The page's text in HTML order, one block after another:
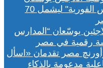
يوسّعان “المدارس